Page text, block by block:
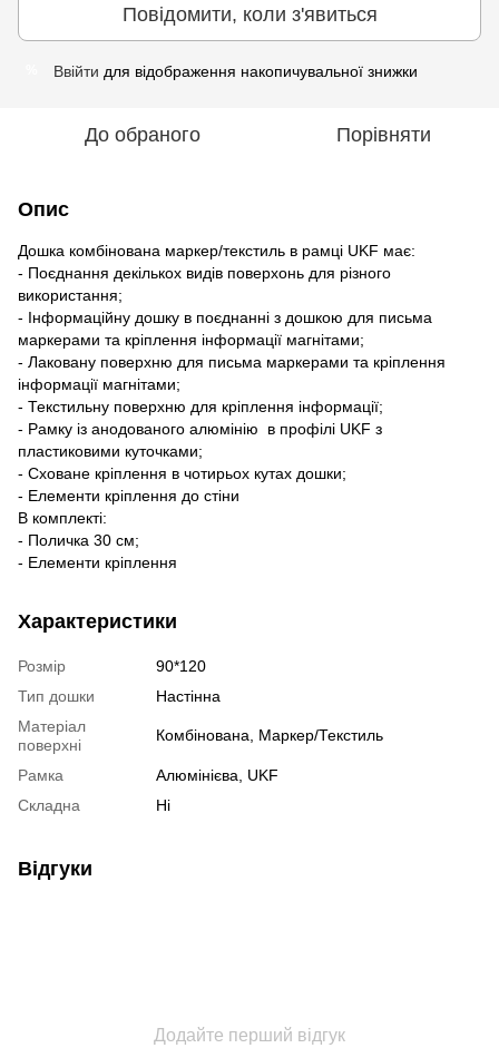
Повідомити, коли з'явиться
Ввійти для відображення накопичувальної знижки
До обраного Порівняти
Опис
Дошка комбінована маркер/текстиль в рамці UKF має:
- Поєднання декількох видів поверхонь для різного
використання;
- Інформаційну дошку в поєднанні з дошкою для письма
маркерами та кріплення інформації магнітами;
- Лаковану поверхню для письма маркерами та кріплення
інформації магнітами;
- Текстильну поверхню для кріплення інформації;
- Рамку із анодованого алюмінію в профілі UKF з
пластиковими куточками;
- Сховане кріплення в чотирьох кутах дошки;
- Елементи кріплення до стіни
В комплекті:
- Поличка 30 см;
- Елементи кріплення
Характеристики
Розмір
90*120
Тип дошки
Настінна
Матеріал
поверхні
Комбінована, Маркер/Текстиль
Рамка
Алюмінієва, UKF
Складна
Ні
Відгуки
Додайте перший відгук